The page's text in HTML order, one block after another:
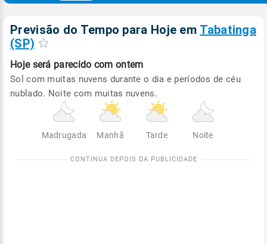
Previsão do Tempo para Hoje em Tabatinga
(SP)
Hoje será parecido com ontem
Sol com muitas nuvens durante o dia e períodos de céu
nublado. Noite com muitas nuvens.
Madrugada Manhã Tarde Noite